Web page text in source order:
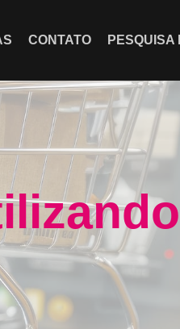
CONTATO PESQUISA